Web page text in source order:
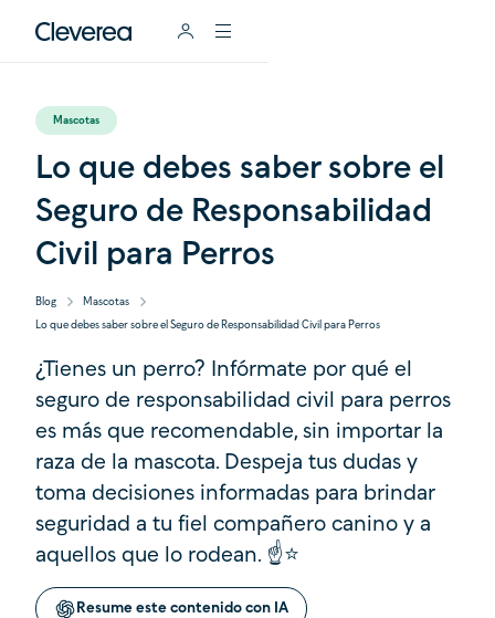
Mascotas
Lo que debes saber sobre el
Seguro de Responsabilidad
Civil para Perros
Blog
Mascotas
Lo que debes saber sobre el Seguro de Responsabilidad Civil para Perros
¿Tienes un perro? Infórmate por qué el
seguro de responsabilidad civil para perros
es más que recomendable, sin importar la
raza de la mascota. Despeja tus dudas y
toma decisiones informadas para brindar
seguridad a tu fiel compañero canino y a
aquellos que lo rodean. ☝⭐
Resume este contenido con IA